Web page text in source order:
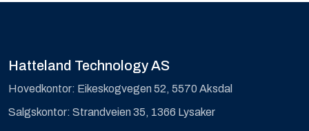
Hatteland Technology AS
Hovedkontor: Eikeskogvegen 52, 5570 Aksdal
Salgskontor: Strandveien 35, 1366 Lysaker